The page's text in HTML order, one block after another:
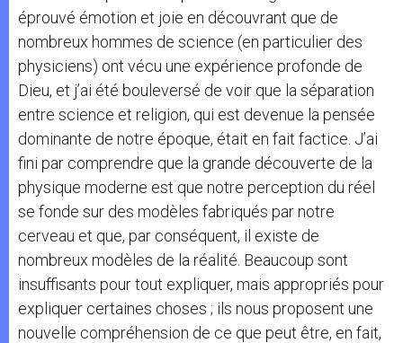
éprouvé émotion et joie en découvrant que de
nombreux hommes de science (en particulier des
physiciens) ont vécu une expérience profonde de
Dieu, et j’ai été bouleversé de voir que la séparation
entre science et religion, qui est devenue la pensée
dominante de notre époque, était en fait factice. J’ai
fini par comprendre que la grande découverte de la
physique moderne est que notre perception du réel
se fonde sur des modèles fabriqués par notre
cerveau et que, par conséquent, il existe de
nombreux modèles de la réalité. Beaucoup sont
insuffisants pour tout expliquer, mais appropriés pour
expliquer certaines choses ; ils nous proposent une
nouvelle compréhension de ce que peut être, en fait,